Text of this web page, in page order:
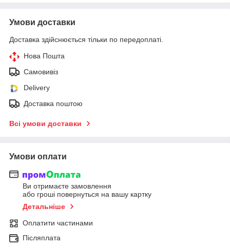
Умови доставки
Доставка здійснюється тільки по передоплаті.
Нова Пошта
Самовивіз
Delivery
Доставка поштою
Всі умови доставки
Умови оплати
Ви отримаєте замовлення
або гроші повернуться на вашу картку
Детальніше
Оплатити частинами
Післяплата